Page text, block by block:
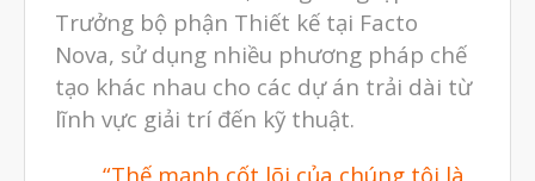
Aerospace
Industries
Marine
Medical
Ứng Dụng
Trưởng bộ phận Thiết kế tại Facto
Nova, sử dụng nhiều phương pháp chế
tạo khác nhau cho các dự án trải dài từ
lĩnh vực giải trí đến kỹ thuật.
“Thế mạnh cốt lõi của chúng tôi là